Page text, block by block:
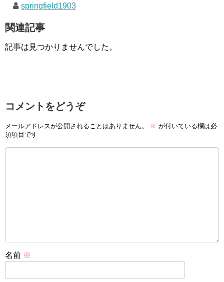
springfield1903
関連記事
記事は見つかりませんでした。
コメントをどうぞ
メールアドレスが公開されることはありません。 ※ が付いている欄は必
須項目です
名前 ※